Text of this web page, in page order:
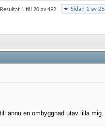
Sidan 1 av 25
Resultat 1 till 20 av 492
ännu en ombyggnad utav lilla mig.